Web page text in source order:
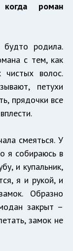
роман
будто родила.
с тем, как
чистых волос.
петухи
прядочки все
смеяться. У
я собираюсь в
и купальник,
я и рукой, и
Образно
закрыт –
замок не